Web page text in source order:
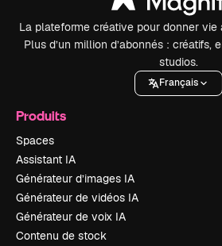
La plateforme créative pour donner vie
Plus d’un million d’abonnés : créatifs,
studios.
Français
Produits
Spaces
Assistant IA
Générateur d’images IA
Générateur de vidéos IA
Générateur de voix IA
Contenu de stock